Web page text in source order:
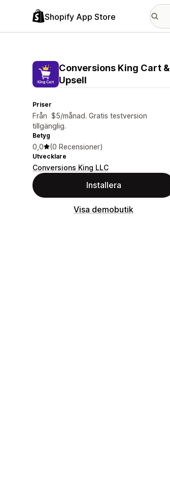
Shopify App Store
Conversions King Cart &
Upsell
Priser
Från $5/månad. Gratis testversion
tillgänglig.
Betyg
0,0 (0 Recensioner)
Utvecklare
Conversions King LLC
Installera
Visa demobutik